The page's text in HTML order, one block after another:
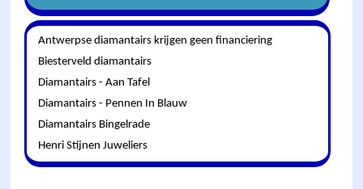
Antwerpse diamantairs krijgen geen financiering
Biesterveld diamantairs
Diamantairs - Aan Tafel
Diamantairs - Pennen In Blauw
Diamantairs Bingelrade
Henri Stijnen Juweliers